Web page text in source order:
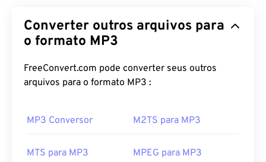
usado paracompactar uma sequência de somem
um arquivo muito pequeno, permitindo
MP3 são os arquivos de áudio mais utilizados pelos
consumidores. Devido ao seu tamanho compacto e
fáceis de armazenar e compartilhar.
Como abrir um arquivo MP3?
Converter outros arquivos para
o formato MP3
FreeConvert.com pode converter seus outros
arquivos para o formato MP3 :
MP3 Conversor M2TS para MP3
MTS para MP3 MPEG para MP3